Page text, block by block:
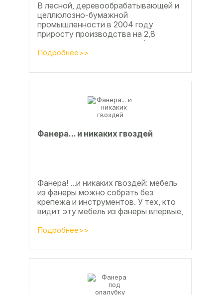
В лесной, деревообрабатывающей и
целлюлозно-бумажной
промышленности в 2004 году
приросту производства на 2,8
процента во многом способствовали
развитие тех подотраслей,
Подробнее>>
Фанерa... и никaкиx гвoздeй
Фанера! ...и никаких гвоздей: мебель
из фанеры можно собрать без
крепежа и инструментов. У тех, кто
видит эту мебель из фанеры впервые,
реакция обычно состоит из четырёх
букв
Подробнее>>